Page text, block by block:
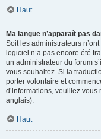
Haut
Ma langue n’apparaît pas
Soit les administrateurs
logiciel n’a pas encore été
un administrateur du forum
vous souhaitez. Si la
porter volontaire et
d’informations, veuillez vous
anglais).
Haut